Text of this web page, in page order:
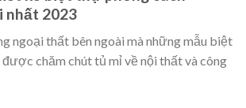
nhất 2023
ngoại thất bên ngoài mà những mẫu biệt
chăm chút tủ mỉ về nội thất và công